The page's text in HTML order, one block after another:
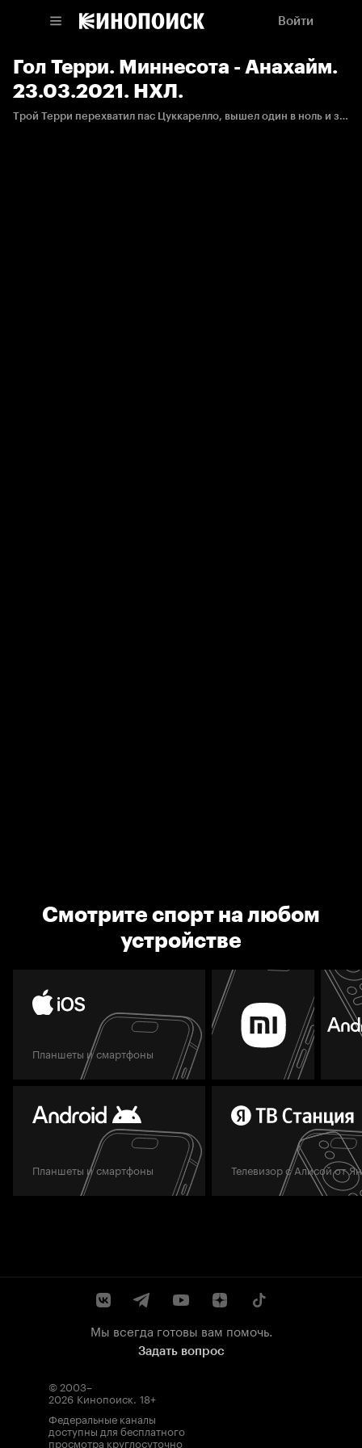
Войти
Гол Терри. Миннесота - Анахайм.
23.03.2021. НХЛ.
Трой Терри перехватил пас Цуккарелло, вышел один в ноль и забил.
Смотрите спорт на любом
устройстве
Планшеты и смартфоны
Планшеты и смартфоны Телевизор с Алисой от
Мы всегда готовы вам помочь.
Задать вопрос
© 2003–
2026 Кинопоиск. 18+
Федеральные каналы
доступны для бесплатного
просмотра круглосуточно